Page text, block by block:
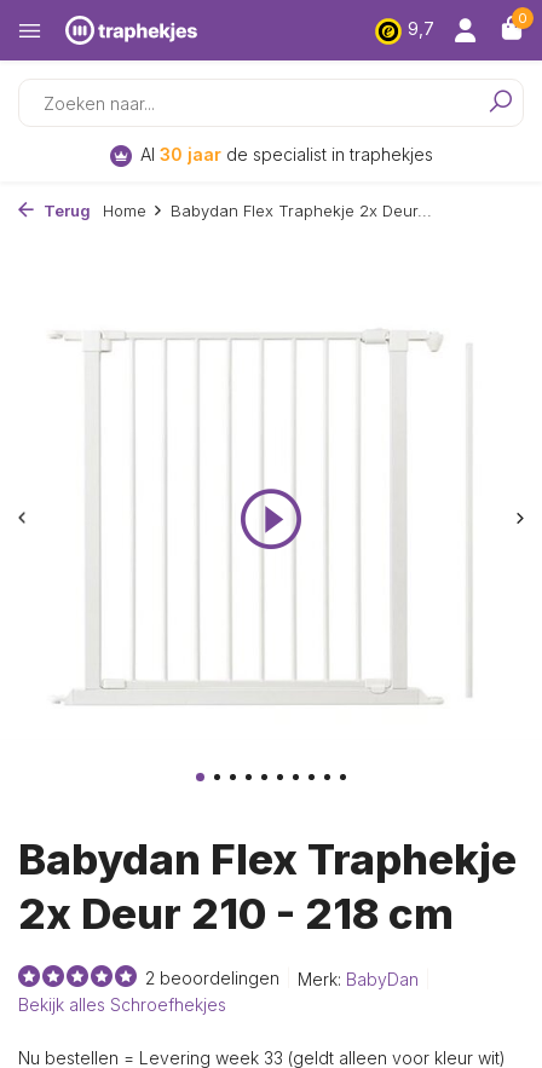
9,7
0
Gratis verzenden en retour*
Terug Home Babydan Flex Traphekje 2x Deur...
Babydan Flex Traphekje
2x Deur 210 - 218 cm
2 beoordelingen Merk: BabyDan
Bekijk alles Schroefhekjes
Nu bestellen = Levering week 33 (geldt alleen voor kleur wit)